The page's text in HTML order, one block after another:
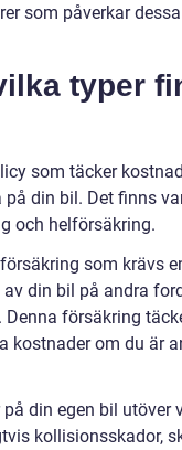
som påverkar dessa
typer
som täcker
på din bil. Det finns
och helförsäkring.
som krävs
din bil på andra
försäkring
kostnader om du är
din egen bil utöver
kollisionsskador,